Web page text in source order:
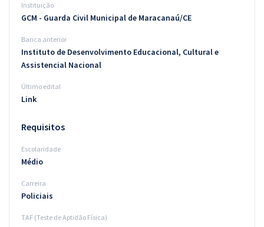
Blog
Aprovados
Instituição
GCM - Guarda Civil Municipal de Maracanaú/CE
Banca anterior
Instituto de Desenvolvimento Educacional, Cultural e
Assistencial Nacional
Último edital
Link
Requisitos
Escolaridade
Médio
Carreira
Policiais
TAF (Teste de Aptidão Física)